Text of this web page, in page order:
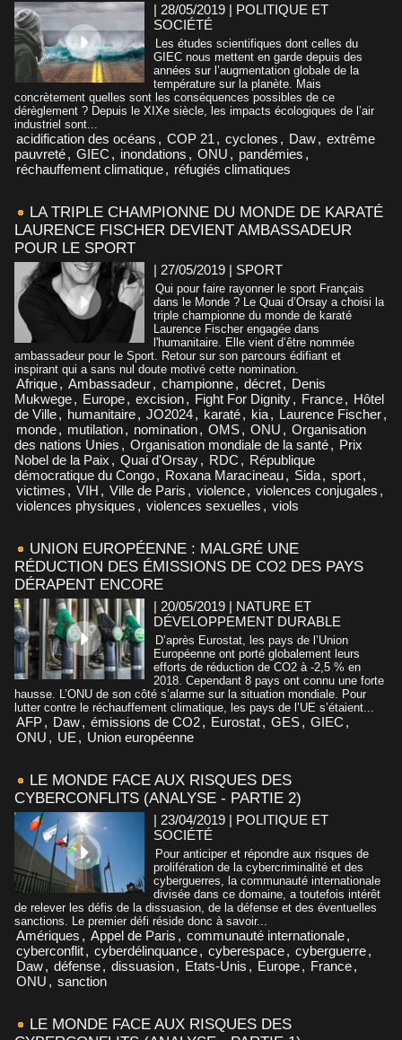
| 28/05/2019 | POLITIQUE ET
SOCIÉTÉ
Les études scientifiques dont celles du
GIEC nous mettent en garde depuis des
années sur l’augmentation globale de la
température sur la planète. Mais
concrètement quelles sont les conséquences possibles de ce
dérèglement ? Depuis le XIXe siècle, les impacts écologiques de l’air
industriel sont...
acidification des océans , COP 21 , cyclones , Daw, extrême
pauvreté, GIEC , inondations , ONU , pandémies ,
réchauffement climatique, réfugiés climatiques
LA TRIPLE CHAMPIONNE DU MONDE DE KARATÉ
LAURENCE FISCHER DEVIENT AMBASSADEUR
POUR LE SPORT
| 27/05/2019 | SPORT
Qui pour faire rayonner le sport Français
dans le Monde ? Le Quai d’Orsay a choisi la
triple championne du monde de karaté
Laurence Fischer engagée dans
l'humanitaire. Elle vient d’être nommée
ambassadeur pour le Sport. Retour sur son parcours édifiant et
inspirant qui a sans nul doute motivé cette nomination.
Afrique, Ambassadeur, championne, décret, Denis
Mukwege, Europe, excision, Fight For Dignity, France, Hôtel
de Ville, humanitaire, JO2024, karaté, kia, Laurence Fischer,
monde, mutilation, nomination, OMS, ONU , Organisation
des nations Unies , Organisation mondiale de la santé, Prix
Nobel de la Paix , Quai d'Orsay, RDC , République
démocratique du Congo, Roxana Maracineau, Sida, sport,
victimes , VIH , Ville de Paris , violence, violences conjugales ,
violences physiques , violences sexuelles , viols
UNION EUROPÉENNE : MALGRÉ UNE
RÉDUCTION DES ÉMISSIONS DE CO2 DES PAYS
DÉRAPENT ENCORE
| 20/05/2019 | NATURE ET
DÉVELOPPEMENT DURABLE
D’après Eurostat, les pays de l’Union
Européenne ont porté globalement leurs
efforts de réduction de CO2 à -2,5 % en
2018. Cependant 8 pays ont connu une forte
hausse. L’ONU de son côté s’alarme sur la situation mondiale. Pour
lutter contre le réchauffement climatique, les pays de l’UE s’étaient...
AFP, Daw, émissions de CO2, Eurostat, GES, GIEC ,
ONU , UE , Union européenne
LE MONDE FACE AUX RISQUES DES
CYBERCONFLITS (ANALYSE - PARTIE 2)
| 23/04/2019 | POLITIQUE ET
SOCIÉTÉ
Pour anticiper et répondre aux risques de
prolifération de la cybercriminalité et des
cyberguerres, la communauté internationale
divisée dans ce domaine, a toutefois intérêt
de relever les défis de la dissuasion, de la défense et des éventuelles
sanctions. Le premier défi réside donc à savoir...
Amériques , Appel de Paris , communauté internationale,
cyberconflit, cyberdélinquance, cyberespace, cyberguerre,
Daw, défense, dissuasion, Etats-Unis , Europe, France,
ONU , sanction
LE MONDE FACE AUX RISQUES DES